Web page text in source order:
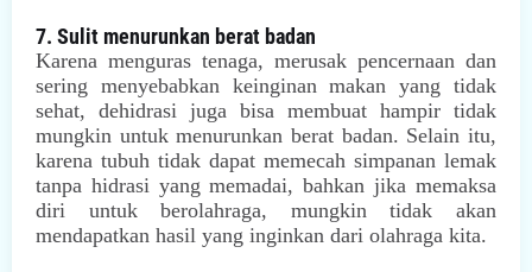
7. Sulit menurunkan berat badan
Karena menguras tenaga, merusak pencernaan dan
sering menyebabkan keinginan makan yang tidak
sehat, dehidrasi juga bisa membuat hampir tidak
mungkin untuk menurunkan berat badan. Selain itu,
karena tubuh tidak dapat memecah simpanan lemak
tanpa hidrasi yang memadai, bahkan jika memaksa
diri untuk berolahraga, mungkin tidak akan
mendapatkan hasil yang inginkan dari olahraga kita.